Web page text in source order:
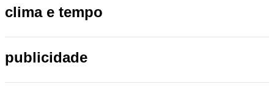
clima e tempo
publicidade